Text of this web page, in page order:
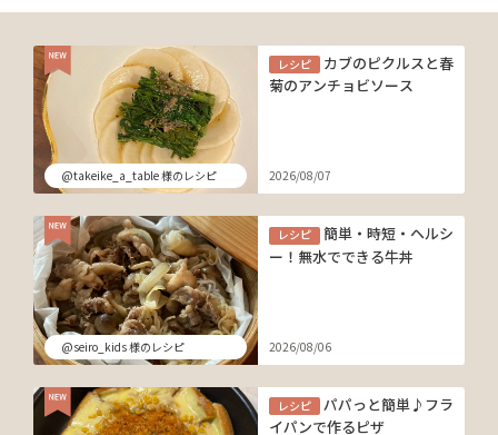
@takeike_a_table 様のレシピ
レシピ
カブのピクルスと春
菊のアンチョビソース
2026/08/07
@seiro_kids 様のレシピ
レシピ
簡単・時短・ヘルシ
ー！無水でできる牛丼
2026/08/06
レシピ
パパっと簡単♪フラ
イパンで作るピザ